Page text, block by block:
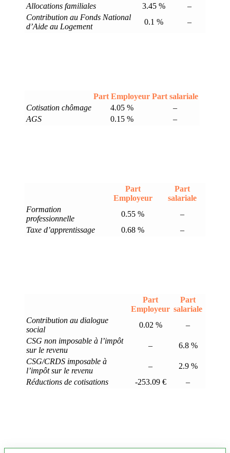
Allocations familiales
3.45 %
–
Contribution au Fonds National
d’Aide au Logement
0.1 % –
Part Employeur Part salariale
Cotisation chômage
4.05 %
–
AGS
0.15 % –
Part
Employeur
Part
salariale
Formation
professionnelle
0.55 %
–
Taxe d’apprentissage
0.68 % –
Part
Employeur
Part
salariale
Contribution au dialogue
social
0.02 %
–
CSG non imposable à l’impôt
sur le revenu
–
6.8 %
CSG/CRDS imposable à
l’impôt sur le revenu
–
2.9 %
Réductions de cotisations
-253.09 € –